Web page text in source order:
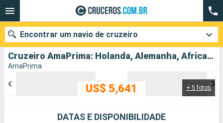
Cruzeiro AmaPrima: Holanda, Alemanha, Africa do Sul, Francia, Suíço partindo de Amsterdã
AmaPrima
+ 5 fotos
US$ 5,641
DATAS E DISPONIBILIDADE
Encontrar um navio de cruzeiro